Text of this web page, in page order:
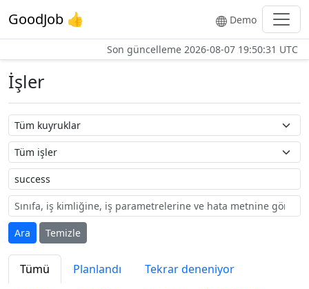
GoodJob 👍 Demo
Son güncelleme 2026-08-07 19:50:31 UTC
İşler
Kuyruk adı
İş adı
Etiket
Ara
Temizle
Tümü Planlandı
Tekrar deneniyor